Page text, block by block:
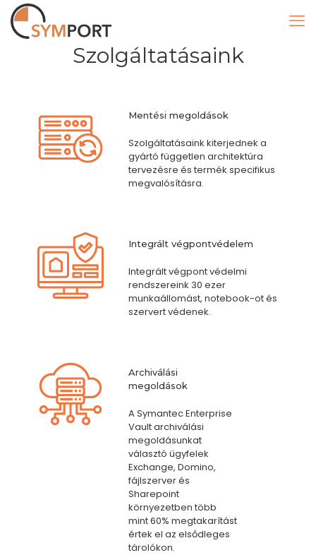
Szolgáltatásaink
Mentési megoldások
Szolgáltatásaink kiterjednek a
gyártó független architektúra
tervezésre és termék specifikus
megvalósításra.
Integrált végpontvédelem
Integrált végpont védelmi
rendszereink 30 ezer
munkaállomást, notebook-ot és
szervert védenek.
Archiválási
megoldások
A Symantec Enterprise
Vault archiválási
megoldásunkat
választó ügyfelek
Exchange, Domino,
fájlszerver és
Sharepoint
környezetben több
mint 60% megtakarítást
értek el az elsődleges
tárolókon.